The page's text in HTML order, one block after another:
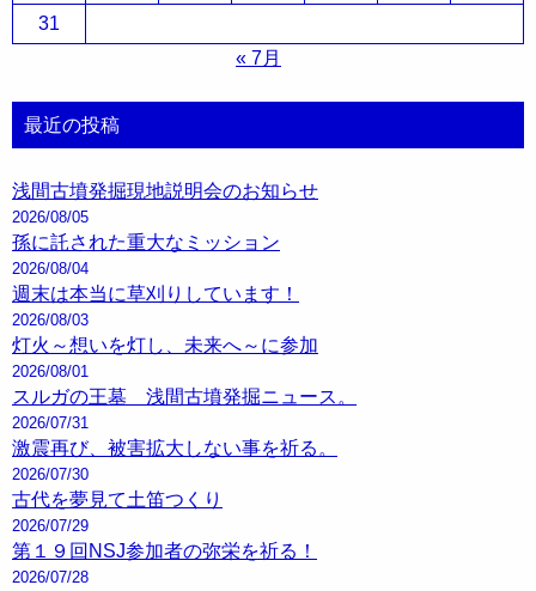
31
« 7月
最近の投稿
浅間古墳発掘現地説明会のお知らせ
2026/08/05
孫に託された重大なミッション
2026/08/04
週末は本当に草刈りしています！
2026/08/03
灯火～想いを灯し、未来へ～に参加
2026/08/01
スルガの王墓 浅間古墳発掘ニュース。
2026/07/31
激震再び、被害拡大しない事を祈る。
2026/07/30
古代を夢見て土笛つくり
2026/07/29
第１９回NSJ参加者の弥栄を祈る！
2026/07/28